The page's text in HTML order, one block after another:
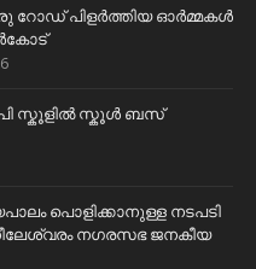
റോഡ് പിളർത്തിയ ഓർമ്മകൾ
സ്കൂളിൽ സ്കൂൾ ബസ്
പൊളിക്കാനുള്ള നടപടി
നഗരസഭ ജനകീയ